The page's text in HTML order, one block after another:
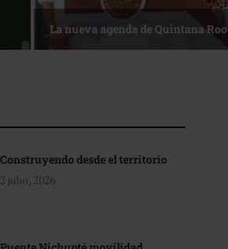
La nueva agenda de Quintana Roo
Construyendo desde el territorio
2 julio, 2026